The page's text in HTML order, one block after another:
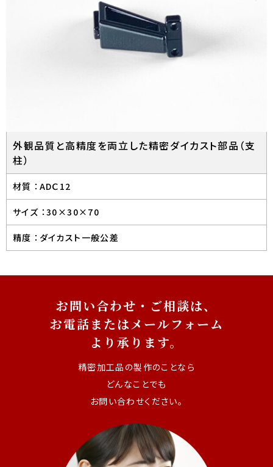
外観品質と高精度を両立した精密ダイカスト部品（支
柱）
材質 ： ADＣ12
サイズ ： 30×30×70
精度 ： ダイカスト一般公差
お問い合わせ・ご相談は、
お電話またはメールフォーム
より承ります。
精密加工品の製作のことなら
どんなことでも
お問い合わせください。